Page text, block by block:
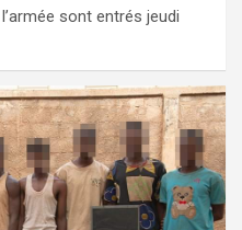
sont entrés jeudi